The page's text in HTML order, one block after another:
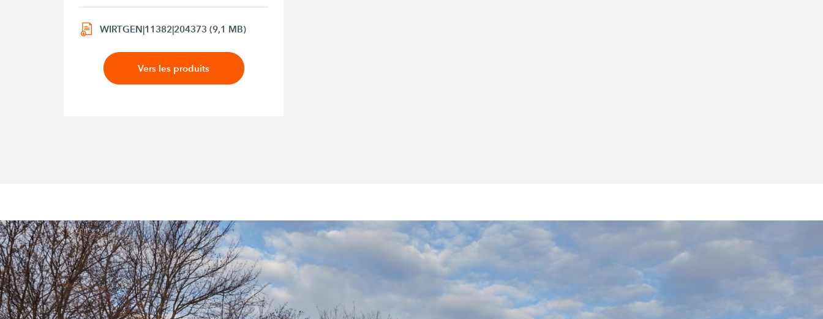
WIRTGEN|11382|204373 (9,1 MB)
Vers les produits